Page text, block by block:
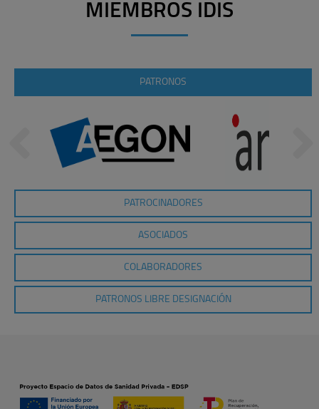
MIEMBROS IDIS
PATRONOS
PATROCINADORES
ASOCIADOS
COLABORADORES
PATRONOS LIBRE DESIGNACIÓN